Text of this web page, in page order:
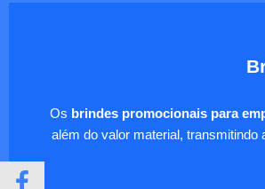
Os brindes promocionais para
além do valor material,